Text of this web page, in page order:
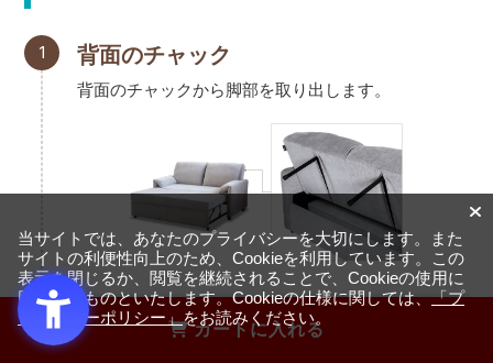
カートに入れる
1 背面のチャック
背面のチャックから脚部を取り出します。
当サイトでは、あなたのプライバシーを大切にします。また
サイトの利便性向上のため、Cookieを利用しています。この
表示を閉じるか、閲覧を継続されることで、Cookieの使用に
同意するものといたします。Cookieの仕様に関しては、「プ
ライバシーポリシー」をお読みください。